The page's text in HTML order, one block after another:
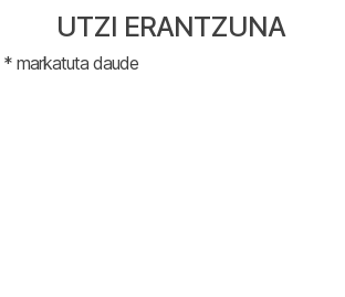
UTZI ERANTZUNA
* markatuta daude